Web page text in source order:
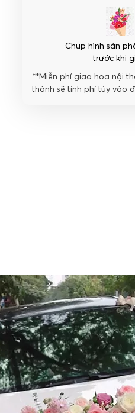
Chụp hình sản
trước khi
**Miễn phí giao hoa nội
thành sẽ tính phí tùy vào